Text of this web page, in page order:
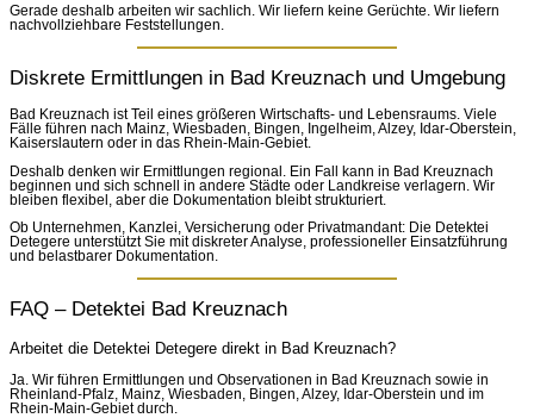
Gerade deshalb arbeiten wir sachlich. Wir liefern keine Gerüchte. Wir liefern
nachvollziehbare Feststellungen.
Diskrete Ermittlungen in Bad Kreuznach und Umgebung
Bad Kreuznach ist Teil eines größeren Wirtschafts- und Lebensraums. Viele
Fälle führen nach Mainz, Wiesbaden, Bingen, Ingelheim, Alzey, Idar-Oberstein,
Kaiserslautern oder in das Rhein-Main-Gebiet.
Deshalb denken wir Ermittlungen regional. Ein Fall kann in Bad Kreuznach
beginnen und sich schnell in andere Städte oder Landkreise verlagern. Wir
bleiben flexibel, aber die Dokumentation bleibt strukturiert.
Ob Unternehmen, Kanzlei, Versicherung oder Privatmandant: Die Detektei
Detegere unterstützt Sie mit diskreter Analyse, professioneller Einsatzführung
und belastbarer Dokumentation.
FAQ – Detektei Bad Kreuznach
Arbeitet die Detektei Detegere direkt in Bad Kreuznach?
Ja. Wir führen Ermittlungen und Observationen in Bad Kreuznach sowie in
Rheinland-Pfalz, Mainz, Wiesbaden, Bingen, Alzey, Idar-Oberstein und im
Rhein-Main-Gebiet durch.